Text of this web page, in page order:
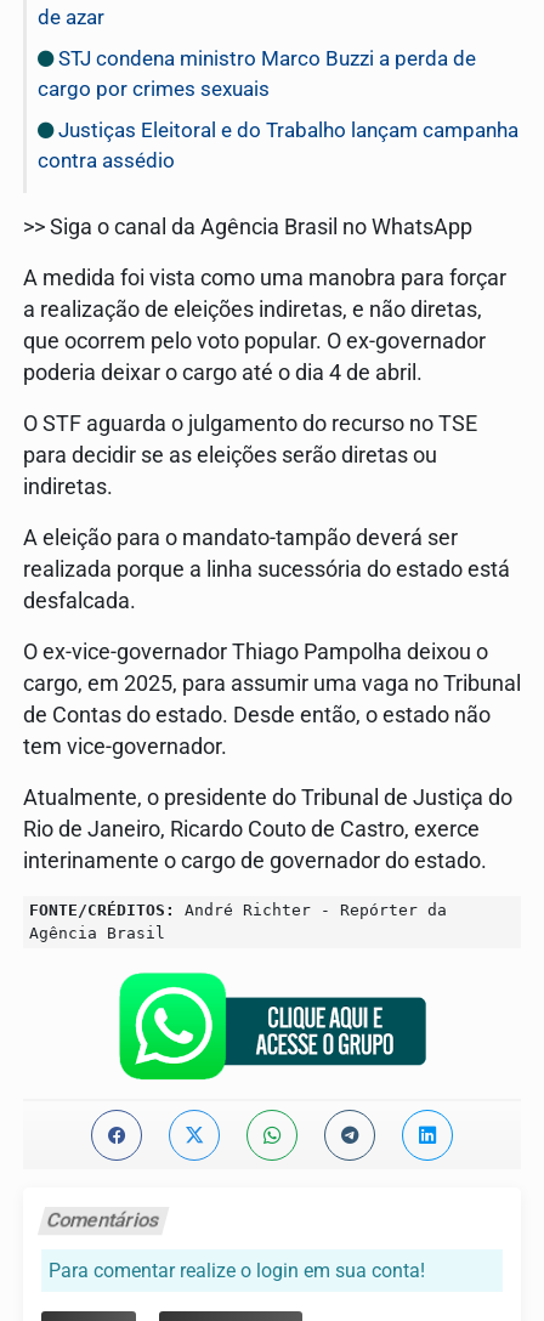
de azar
STJ condena ministro Marco Buzzi a perda de
cargo por crimes sexuais
Justiças Eleitoral e do Trabalho lançam campanha
contra assédio
>> Siga o canal da Agência Brasil no WhatsApp
A medida foi vista como uma manobra para forçar
a realização de eleições indiretas, e não diretas,
que ocorrem pelo voto popular. O ex-governador
poderia deixar o cargo até o dia 4 de abril.
O STF aguarda o julgamento do recurso no TSE
para decidir se as eleições serão diretas ou
indiretas.
A eleição para o mandato-tampão deverá ser
realizada porque a linha sucessória do estado está
desfalcada.
O ex-vice-governador Thiago Pampolha deixou o
cargo, em 2025, para assumir uma vaga no Tribunal
de Contas do estado. Desde então, o estado não
tem vice-governador.
Atualmente, o presidente do Tribunal de Justiça do
Rio de Janeiro, Ricardo Couto de Castro, exerce
interinamente o cargo de governador do estado.
FONTE/CRÉDITOS:
André Richter - Repórter da
Agência Brasil
Comentários
Para comentar realize o login em sua conta!